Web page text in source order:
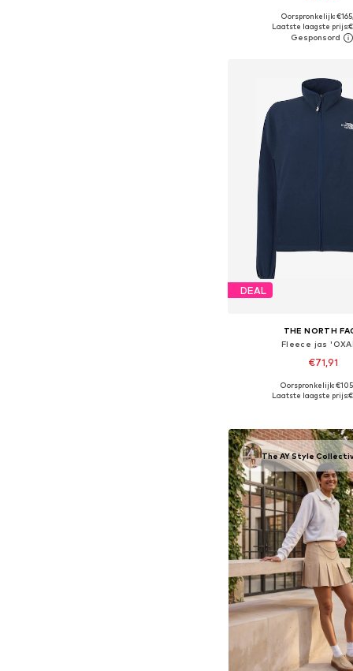
Beschikbare maten: XS,
In
Oorspronkelijk:
Laatste laagste prijs:
DEAL
THE NORTH
Fleece jas
€71,91
Beschikbare maten: S,
Oorspronkelijk:
Laatste laagste prijs:
The AY Style